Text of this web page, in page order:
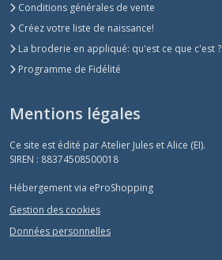
Conditions générales de vente
Créez votre liste de naissance!
La broderie en appliqué: qu'est ce que c'est ?
Programme de Fidélité
Mentions légales
Ce site est édité par Atelier Jules et Alice (EI).
SIREN : 88374508500018
Hébergement via eProShopping
Gestion des cookies
Données personnelles